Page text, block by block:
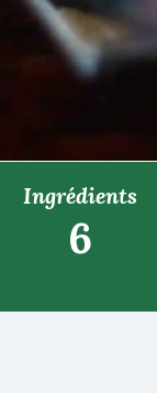
Ingrédients
6